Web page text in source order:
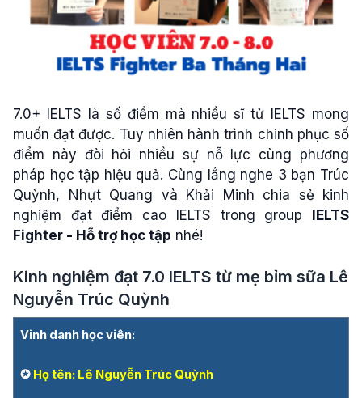
7.0+ IELTS là số điểm mà nhiều sĩ tử IELTS mong
muốn đạt được. Tuy nhiên hành trình chinh phục số
điểm này đòi hỏi nhiều sự nỗ lực cùng phương
pháp học tập hiệu quả. Cùng lắng nghe 3 bạn Trúc
Quỳnh, Nhựt Quang và Khải Minh chia sẻ kinh
nghiệm đạt điểm cao IELTS trong group IELTS
Fighter - Hỗ trợ học tập nhé!
Kinh nghiệm đạt 7.0 IELTS từ mẹ bỉm sữa Lê
Nguyễn Trúc Quỳnh
Vinh danh học viên:
✪ Họ tên: Lê Nguyễn Trúc Quỳnh